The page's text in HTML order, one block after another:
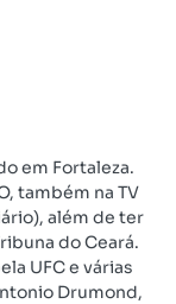
em Fortaleza.
também na TV
além de ter
do Ceará.
UFC e várias
Drumond,